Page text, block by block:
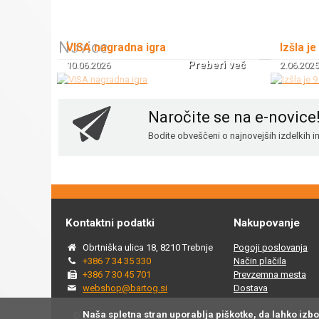
Novice
VISA nagradna igra
10.06.2026 Preberi več
Izšla
2.06.2025
Naročite se na e-novice!
Bodite obveščeni o najnovejših izdelkih
Kontaktni podatki
Obrtniška ulica 18, 8210 Trebnje
+386 7 34 35 330
+386 7 30 45 701
webshop@bartog.si
Nakupovanje
Pogoji poslovanja
Način plačila
Prevzemna mesta
Dostava
© 2015 - 2025 Spletna trgovina Bartog, v spletni trgovini
Naša spletna stran uporablja piškotke, da lahko